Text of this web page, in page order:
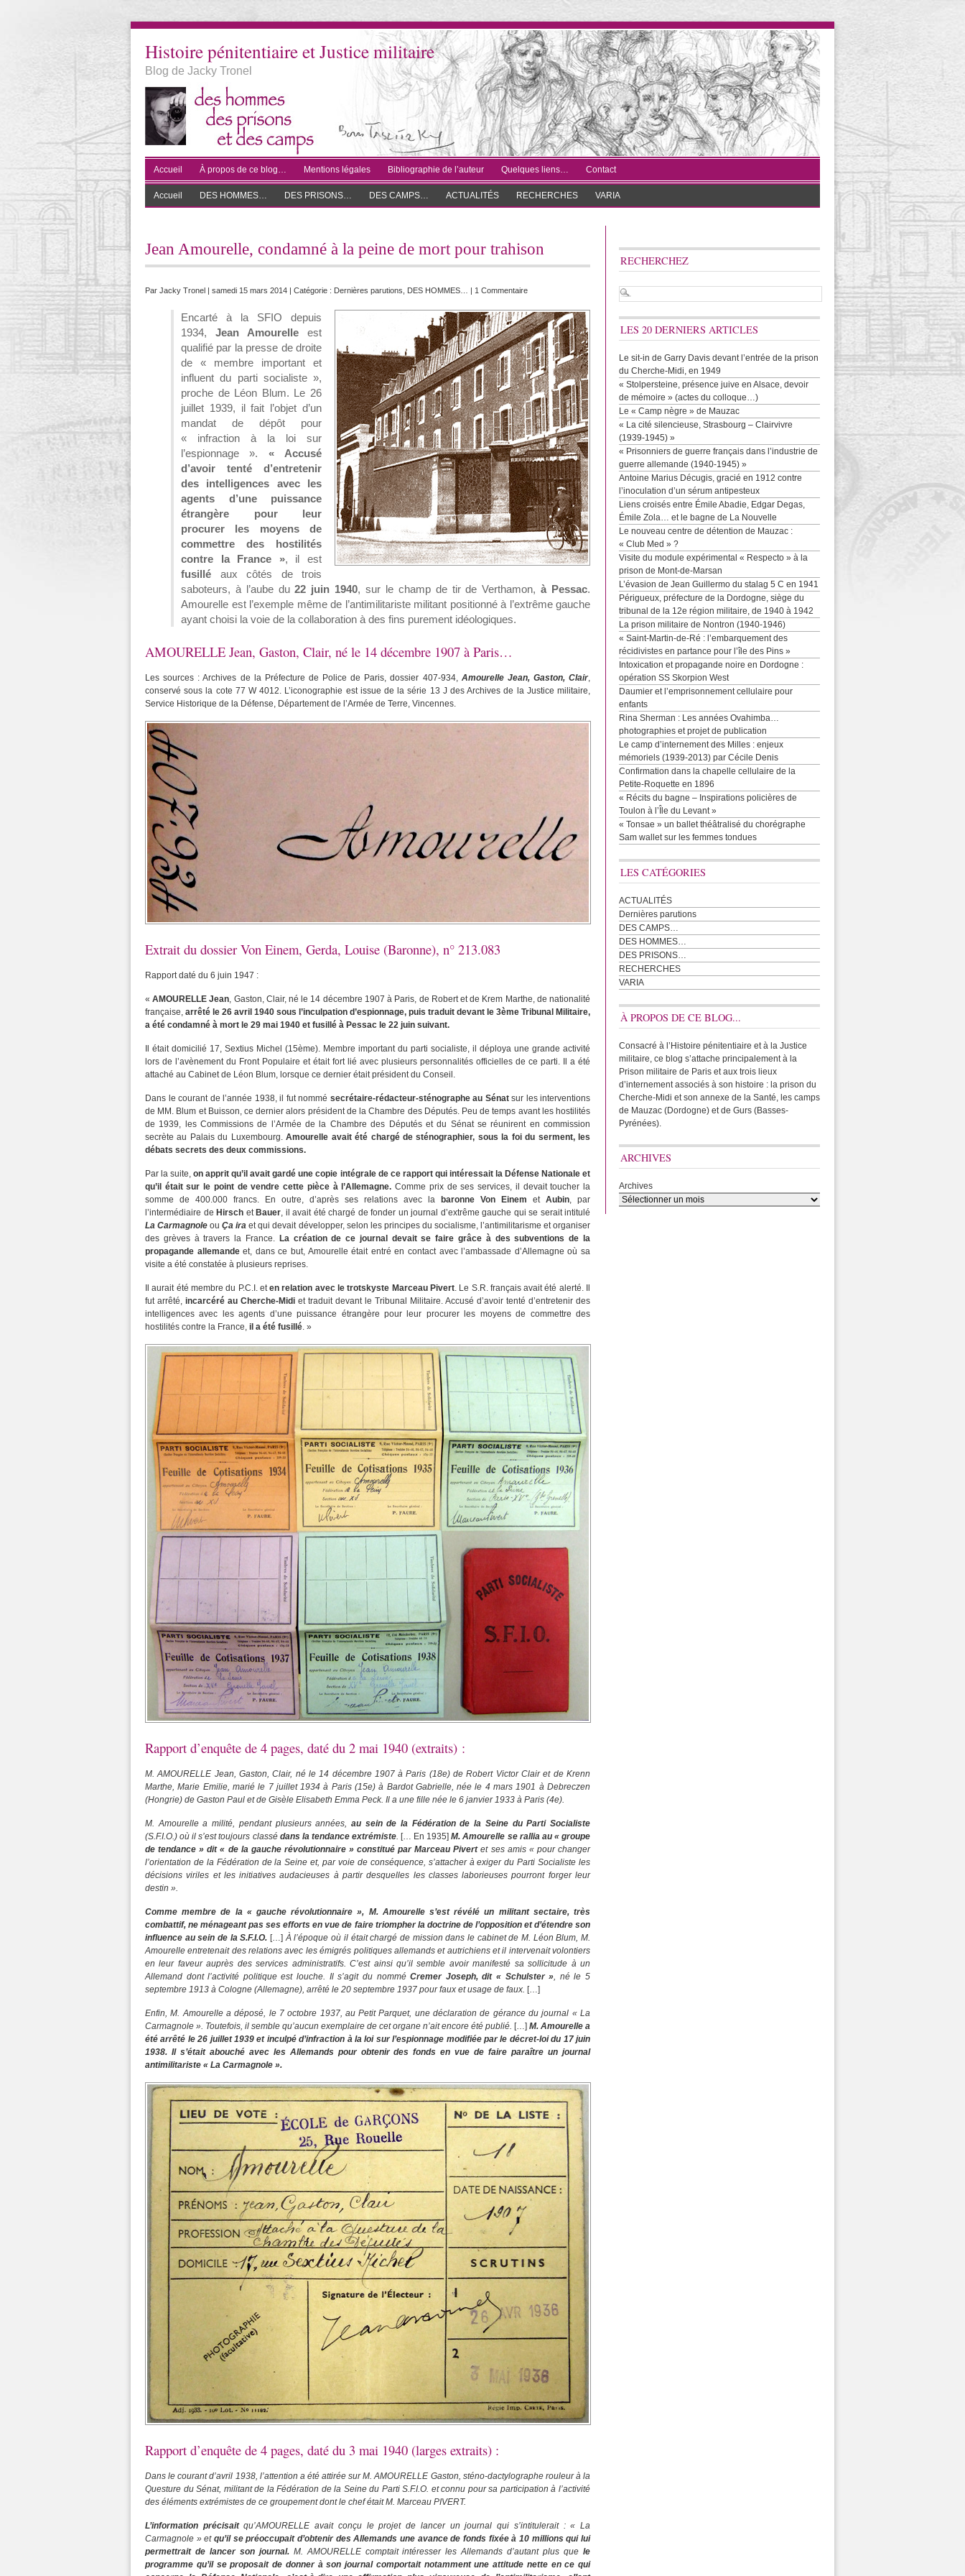
Histoire pénitentiaire et Justice militaire
Blog de Jacky Tronel
Accueil À propos de ce blog… Mentions légales Bibliographie de l’auteur Quelques liens… Contact
Accueil DES HOMMES… DES PRISONS… DES CAMPS… ACTUALITÉS RECHERCHES VARIA
Jean Amourelle, condamné à la peine de mort pour trahison
Par Jacky Tronel | samedi 15 mars 2014 | Catégorie : Dernières parutions DES HOMMES… | 1 Commentaire
Encarté à la SFIO depuis
1934, Jean Amourelle est
qualifié par la presse de droite
de « membre important et
influent du parti socialiste »,
proche de Léon Blum. Le 26
juillet 1939, il fait l’objet d’un
mandat de dépôt pour
« infraction à la loi sur
l’espionnage ». « Accusé
d’avoir tenté d’entretenir
des intelligences avec les
agents d’une puissance
étrangère pour leur
procurer les moyens de
commettre des hostilités
contre la France », il est
fusillé aux côtés de trois
saboteurs, à l’aube du22 juin 1940, sur le champ de tir de Verthamon,à Pessac.
Amourelle est l’exemple même de l’antimilitariste militant positionné à l’extrême gauche
ayant choisi la voie de la collaboration à des fins purement idéologiques.
AMOURELLE Jean, Gaston, Clair, né le 14 décembre 1907 à Paris…
Les sources : Archives de la Préfecture de Police de Paris, dossier 407-934, Amourelle Jean, Gaston, Clair,
conservé sous la cote 77 W 4012. L’iconographie est issue de la série 13 J des Archives de la Justice militaire,
Service Historique de la Défense, Département de l’Armée de Terre, Vincennes.
Extrait du dossier Von Einem, Gerda, Louise (Baronne), n° 213.083
Rapport daté du 6 juin 1947 :
«AMOURELLE Jean, Gaston, Clair, né le 14 décembre 1907 à Paris, de Robert et de Krem Marthe, de nationalité
française, arrêté le 26 avril 1940 sous l’inculpation d’espionnage, puis traduit devant le 3ème Tribunal Militaire,
a été condamné à mort le 29 mai 1940 et fusillé à Pessac le 22 juin suivant.
Il était domicilié 17, Sextius Michel (15ème). Membre important du parti socialiste, il déploya une grande activité
lors de l’avènement du Front Populaire et était fort lié avec plusieurs personnalités officielles de ce parti. Il a été
attaché au Cabinet de Léon Blum, lorsque ce dernier était président du Conseil.
Dans le courant de l’année 1938, il fut nommé secrétaire-rédacteur-sténographe au Sénatsur les interventions
de MM. Blum et Buisson, ce dernier alors président de la Chambre des Députés. Peu de temps avant les hostilités
de 1939, les Commissions de l’Armée de la Chambre des Députés et du Sénat se réunirent en commission
secrète au Palais du Luxembourg.Amourelle avait été chargé de sténographier, sous la foi du serment, les
débats secrets des deux commissions.
Par la suite,on apprit qu’il avait gardé une copie intégrale de ce rapport qui intéressait la Défense Nationale et
qu’il était sur le point de vendre cette pièce à l’Allemagne. Comme prix de ses services, il devait toucher la
somme de 400.000 francs. En outre, d’après ses relations avec la
baronne Von Einem et Aubin, par
l’intermédiaire de Hirsch et Bauer, il avait été chargé de fonder un journal d’extrême gauche qui se serait intitulé
La Carmagnole ouÇa ira et qui devait développer, selon les principes du socialisme, l’antimilitarisme et organiser
des grèves à travers la France. La création de ce journal devait se faire grâce à des subventions de la
propagande allemandeet, dans ce but, Amourelle était entré en contact avec l’ambassade d’Allemagne où sa
visite a été constatée à plusieurs reprises.
Il aurait été membre du P.C.I. eten relation avec le trotskyste Marceau Pivert. Le S.R. français avait été alerté. Il
fut arrêté, incarcéré au Cherche-Midi et traduit devant le Tribunal Militaire. Accusé d’avoir tenté d’entretenir des
intelligences avec les agents d’une puissance étrangère pour leur procurer les moyens de commettre des
hostilités contre la France, il a été fusillé. »
Rapport d’enquête de 4 pages, daté du 2 mai 1940 (extraits) :
M. AMOURELLE Jean, Gaston, Clair, né le 14 décembre 1907 à Paris (18e) de Robert Victor Clair et de Krenn
Marthe, Marie Emilie, marié le 7 juillet 1934 à Paris (15e) à Bardot Gabrielle, née le 4 mars 1901 à Debreczen
(Hongrie) de Gaston Paul et de Gisèle Elisabeth Emma Peck. Il a une fille née le 6 janvier 1933 à Paris (4e).
M. Amourelle a milité, pendant plusieurs années, au sein de la Fédération de la Seine du Parti Socialiste
(S.F.I.O.) où il s’est toujours classé dans la tendance extrémiste. [… En 1935]M. Amourelle se rallia au « groupe
de tendance » dit « de la gauche révolutionnaire » constitué par Marceau Pivertet ses amis « pour changer
l’orientation de la Fédération de la Seine et, par voie de conséquence, s’attacher à exiger du Parti Socialiste les
décisions viriles et les initiatives audacieuses à partir desquelles les classes laborieuses pourront forger leur
destin ».
Comme membre de la « gauche révolutionnaire », M. Amourelle s’est révélé un militant sectaire, très
combattif, ne ménageant pas ses efforts en vue de faire triompher la doctrine de l’opposition et d’étendre son
influence au sein de la S.F.I.O. […]À l’époque où il était chargé de mission dans le cabinet de M. Léon Blum, M.
Amourelle entretenait des relations avec les émigrés politiques allemands et autrichiens et il intervenait volontiers
en leur faveur auprès des services administratifs. C’est ainsi qu’il semble avoir manifesté sa sollicitude à un
Allemand dont l’activité politique est louche. Il s’agit du nomméCremer Joseph, dit « Schulster », né le 5
septembre 1913 à Cologne (Allemagne), arrêté le 20 septembre 1937 pour faux et usage de faux. […]
Enfin, M. Amourelle a déposé, le 7 octobre 1937, au Petit Parquet, une déclaration de gérance du journal « La
Carmagnole ». Toutefois, il semble qu’aucun exemplaire de cet organe n’ait encore été publié. […] M. Amourelle a
été arrêté le 26 juillet 1939 et inculpé d’infraction à la loi sur l’espionnage modifiée par le décret-loi du 17 juin
1938. Il s’était abouché avec les Allemands pour obtenir des fonds en vue de faire paraître un journal
antimilitariste « La Carmagnole ».
Rapport d’enquête de 4 pages, daté du 3 mai 1940 (larges extraits) :
Dans le courant d’avril 1938, l’attention a été attirée sur M. AMOURELLE Gaston, sténo-dactylographe rouleur à la
Questure du Sénat, militant de la Fédération de la Seine du Parti S.F.I.O. et connu pour sa participation à l’activité
des éléments extrémistes de ce groupement dont le chef était M. Marceau PIVERT.
L’information précisaitqu’AMOURELLE avait conçu le projet de lancer un journal qui s’intitulerait : « La
Carmagnole » et qu’il se préoccupait d’obtenir des Allemands une avance de fonds fixée à 10 millions qui lui
permettrait de lancer son journal.M. AMOURELLE comptait intéresser les Allemands d’autant plus quele
programme qu’il se proposait de donner à son journal comportait notamment une attitude nette en ce qui
RECHERCHEZ
LES 20 DERNIERS ARTICLES
Le sit-in de Garry Davis devant l’entrée de la prison
du Cherche-Midi, en 1949
« Stolpersteine, présence juive en Alsace, devoir
de mémoire » (actes du colloque…)
Le « Camp nègre » de Mauzac
« La cité silencieuse, Strasbourg – Clairvivre
(1939-1945) »
« Prisonniers de guerre français dans l’industrie de
guerre allemande (1940-1945) »
Antoine Marius Décugis, gracié en 1912 contre
l’inoculation d’un sérum antipesteux
Liens croisés entre Émile Abadie, Edgar Degas,
Émile Zola… et le bagne de La Nouvelle
Le nouveau centre de détention de Mauzac :
« Club Med » ?
Visite du module expérimental « Respecto » à la
prison de Mont-de-Marsan
L’évasion de Jean Guillermo du stalag 5 C en 1941
Périgueux, préfecture de la Dordogne, siège du
tribunal de la 12e région militaire, de 1940 à 1942
La prison militaire de Nontron (1940-1946)
« Saint-Martin-de-Ré : l’embarquement des
récidivistes en partance pour l’île des Pins »
Intoxication et propagande noire en Dordogne :
opération SS Skorpion West
Daumier et l’emprisonnement cellulaire pour
enfants
Rina Sherman : Les années Ovahimba…
photographies et projet de publication
Le camp d’internement des Milles : enjeux
mémoriels (1939-2013) par Cécile Denis
Confirmation dans la chapelle cellulaire de la
Petite-Roquette en 1896
« Récits du bagne – Inspirations policières de
Toulon à l’Île du Levant »
« Tonsae » un ballet théâtralisé du chorégraphe
Sam wallet sur les femmes tondues
LES CATÉGORIES
ACTUALITÉS
Dernières parutions
DES CAMPS…
DES HOMMES…
DES PRISONS…
RECHERCHES
VARIA
À PROPOS DE CE BLOG...
Consacré à l’Histoire pénitentiaire et à la Justice
militaire, ce blog s’attache principalement à la
Prison militaire de Paris et aux trois lieux
d’internement associés à son histoire : la prison du
Cherche-Midi et son annexe de la Santé, les camps
de Mauzac (Dordogne) et de Gurs (Basses-
Pyrénées).
ARCHIVES
Archives